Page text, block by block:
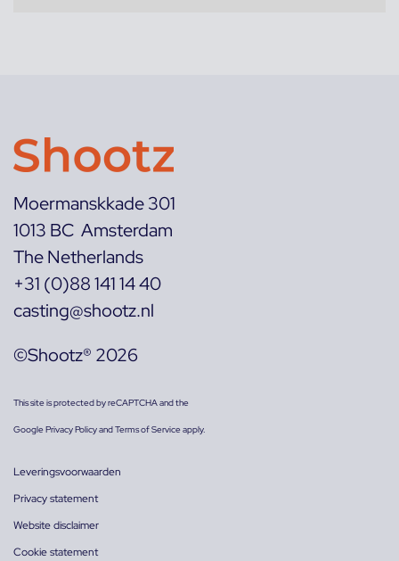
Moermanskkade 301
1013 BC Amsterdam
The Netherlands
+31 (0)88 141 14 40
casting@shootz.nl
©Shootz® 2026
This site is protected by reCAPTCHA and the
GooglePrivacy PolicyandTerms of Serviceapply.
Leveringsvoorwaarden
Privacy statement
Website disclaimer
Cookie statement